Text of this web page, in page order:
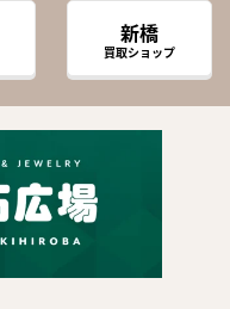
新橋
買取ショップ